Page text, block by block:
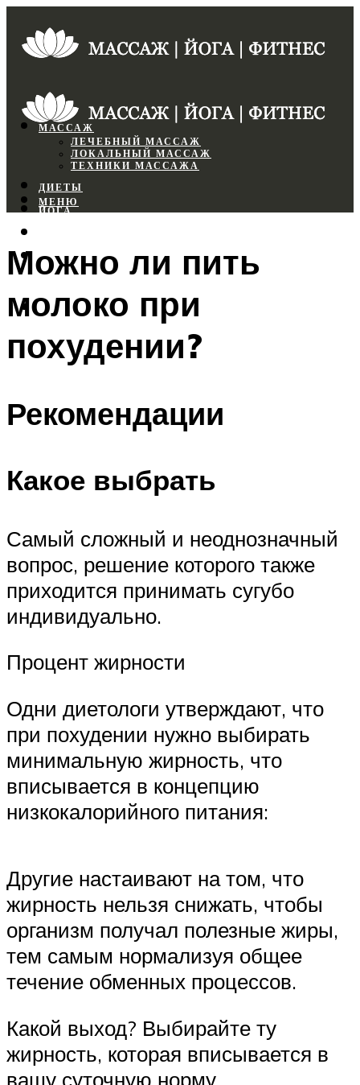
МАССАЖ
ЛЕЧЕБНЫЙ МАССАЖ
ЛОКАЛЬНЫЙ МАССАЖ
ТЕХНИКИ МАССАЖА
ДИЕТЫ
ЙОГА
ФИТНЕС
МЕНЮ
МЕНЮ
Можно ли пить
молоко при
похудении?
Рекомендации
Какое выбрать
Самый сложный и неоднозначный
вопрос, решение которого также
приходится принимать сугубо
индивидуально.
Процент жирности
Одни диетологи утверждают, что
при похудении нужно выбирать
минимальную жирность, что
вписывается в концепцию
низкокалорийного питания:
Другие настаивают на том, что
жирность нельзя снижать, чтобы
организм получал полезные жиры,
тем самым нормализуя общее
течение обменных процессов.
Какой выход? Выбирайте ту
жирность, которая вписывается в
вашу суточную норму